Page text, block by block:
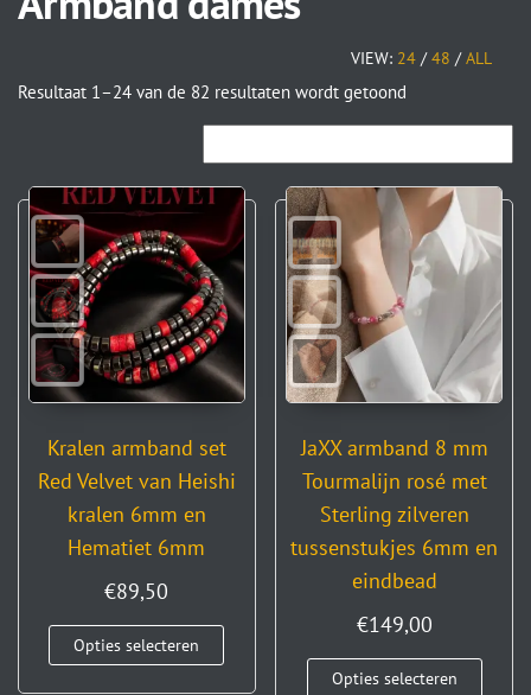
VIEW: 24 / 48 / ALL
Resultaat 1–24 van de 82 resultaten wordt getoond
Kralen armband set
Red Velvet van Heishi
kralen 6mm en
Hematiet 6mm
€89,50
Opties selecteren
JaXX armband 8 mm
Tourmalijn rosé met
Sterling zilveren
tussenstukjes 6mm en
eindbead
€149,00
Opties selecteren